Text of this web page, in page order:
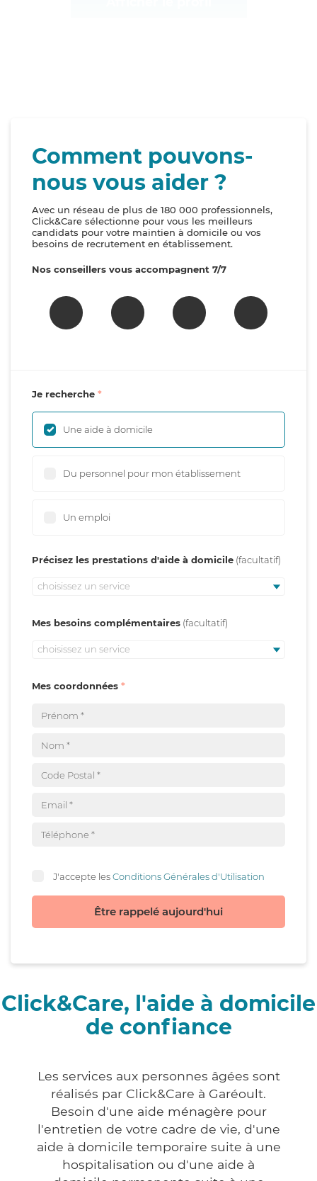
Comment pouvons-
nous vous aider ?
Avec un réseau de plus de 180 000 professionnels,
Click&Care sélectionne pour vous les meilleurs
candidats pour votre maintien à domicile ou vos
besoins de recrutement en établissement.
Nos conseillers vous accompagnent 7/7
Je recherche
Une aide à domicile
Du personnel pour mon établissement
Un emploi
Précisez les prestations d'aide à domicile
choisissez un service
Mes besoins complémentaires
choisissez un service
Mes coordonnées
J'accepte lesConditions Générales d'Utilisation
Être rappelé aujourd'hui
Click&Care, l'aide à domicile
de confiance
Les services aux personnes âgées sont
réalisés par Click&Care à Garéoult.
Besoin d'une aide ménagère pour
l'entretien de votre cadre de vie, d'une
aide à domicile temporaire suite à une
hospitalisation ou d'une aide à